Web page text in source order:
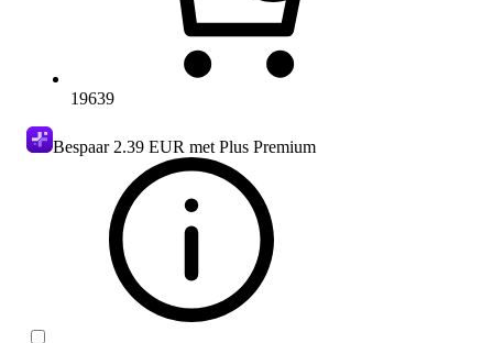
19639
Bespaar 2.39 EUR met Plus Premium